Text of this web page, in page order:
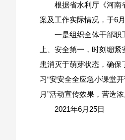
根据省水利厅《河南
案及工作实际情况，于6
一是组织全体干部职
上、安全第一，时刻绷
患消灭于萌芽状态，确保
习“安安全全应急小课堂
月”活动宣传效果，营造
2021年6月25日